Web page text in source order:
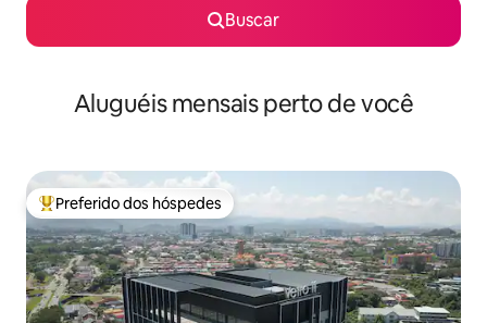
Buscar
Aluguéis mensais perto de você
Entre os melhores preferidos dos hóspedes
Preferido dos hóspedes